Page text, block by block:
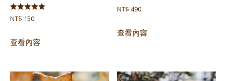
評分
5.00
NT$ 150
查看內容
NT$ 490
查看內容